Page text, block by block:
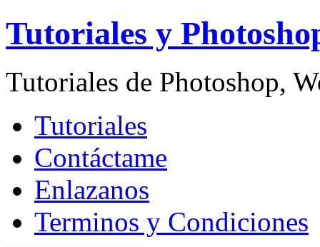
Tutoriales y
Tutoriales de Photoshop,
Tutoriales
Contáctame
Enlazanos
Terminos y Condiciones